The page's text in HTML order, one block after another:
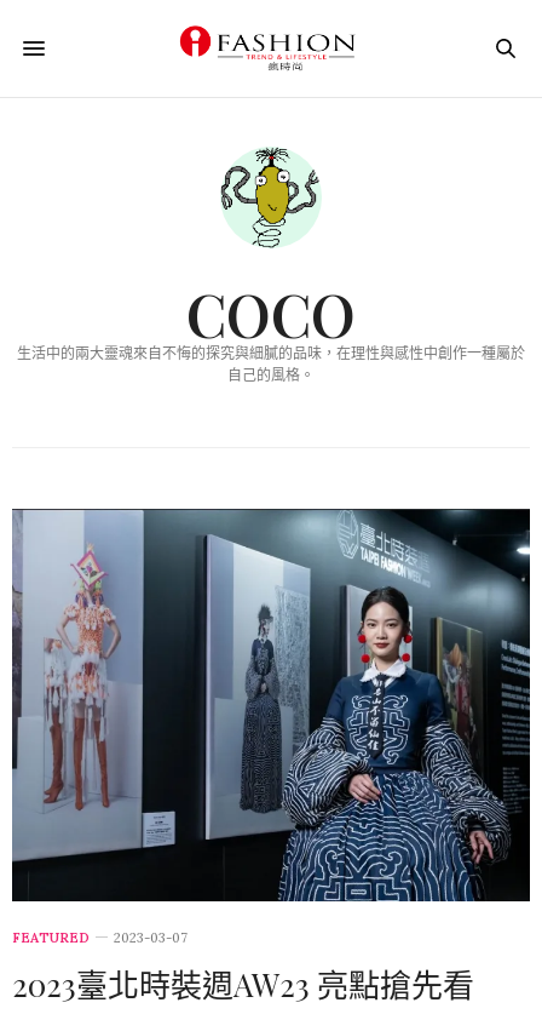
COCO
生活中的兩大靈魂來自不悔的探究與細膩的品味，在理性與感性中創作一種屬於
自己的風格。
FEATURED 2023-03-07
2023臺北時裝週AW23 亮點搶先看